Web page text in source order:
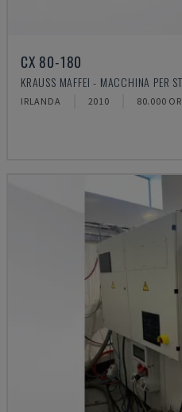
CX 80-180
KRAUSS MAFFEI - MACCHINA PER
IRLANDA 2010 80.000